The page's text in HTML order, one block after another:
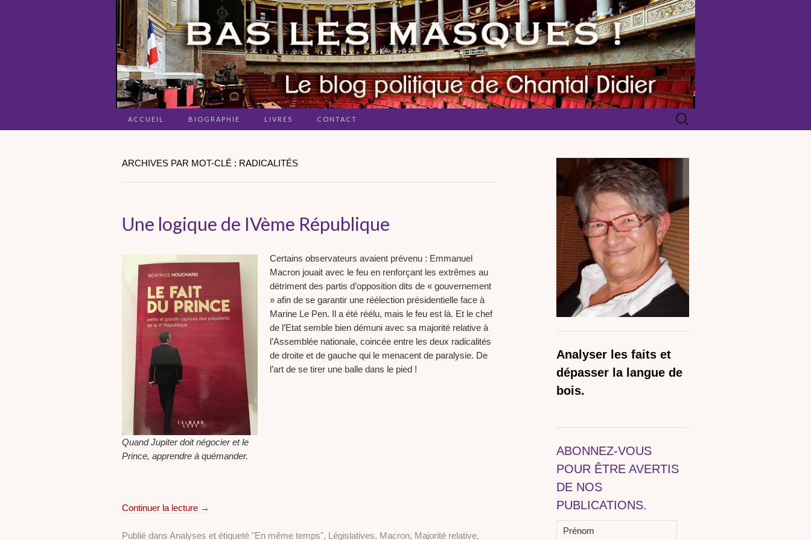
ACCUEIL BIOGRAPHIE LIVRES CONTACT Rechercher :
ARCHIVES PAR MOT-CLÉ : RADICALITÉS
Une logique de IVème République
Quand Jupiter doit négocier et le
Prince, apprendre à quémander.
Certains observateurs avaient prévenu : Emmanuel
Macron jouait avec le feu en renforçant les extrêmes au
détriment des partis d’opposition dits de « gouvernement
» afin de se garantir une réélection présidentielle face à
Marine Le Pen. Il a été réélu, mais le feu est là. Et le chef
de l’Etat semble bien démuni avec sa majorité relative à
l’Assemblée nationale, coincée entre les deux radicalités
de droite et de gauche qui le menacent de paralysie. De
l’art de se tirer une balle dans le pied !
Continuer la lecture →
Publié dans Analyses et étiqueté "En même temps", Législatives, Macron, Majorité relative,
Analyser les faits et
dépasser la langue de
bois.
ABONNEZ-VOUS
POUR ÊTRE AVERTIS
DE NOS
PUBLICATIONS.